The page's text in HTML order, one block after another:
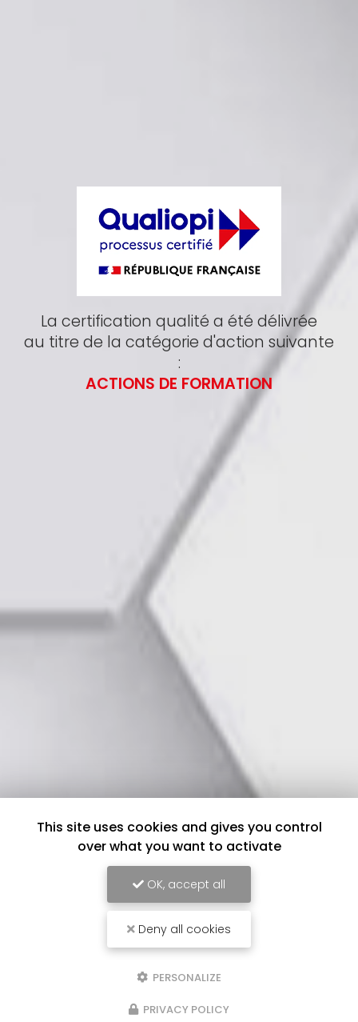
La certification qualité a été délivrée
au titre de la catégorie d'action suivante
:
ACTIONS DE FORMATION
This site uses cookies and gives you control
over what you want to activate
OK, accept all
Deny all cookies
PERSONALIZE
PRIVACY POLICY